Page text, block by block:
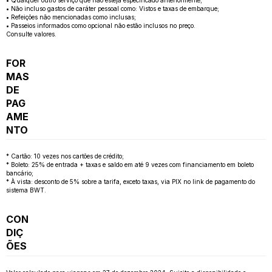
• Não incluso gastos de caráter pessoal como: Vistos e taxas de embarque;
• Refeições não mencionadas como inclusas;
• Passeios informados como opcional não estão inclusos no preço.
Consulte valores.
FOR
MAS
DE
PAG
AME
NTO
* Cartão: 10 vezes nos cartões de crédito;
* Boleto: 25% de entrada + taxas e saldo em até 9 vezes com financiamento em boleto
bancário;
* À vista: desconto de 5% sobre a tarifa, exceto taxas, via PIX no link de pagamento do
sistema BWT.
CON
DIÇ
ÕES